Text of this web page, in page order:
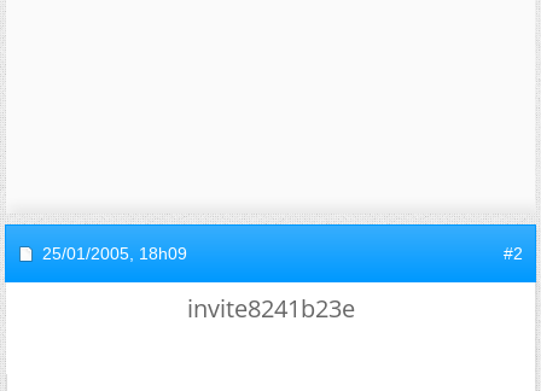
25/01/2005, 18h09 #2
invite8241b23e